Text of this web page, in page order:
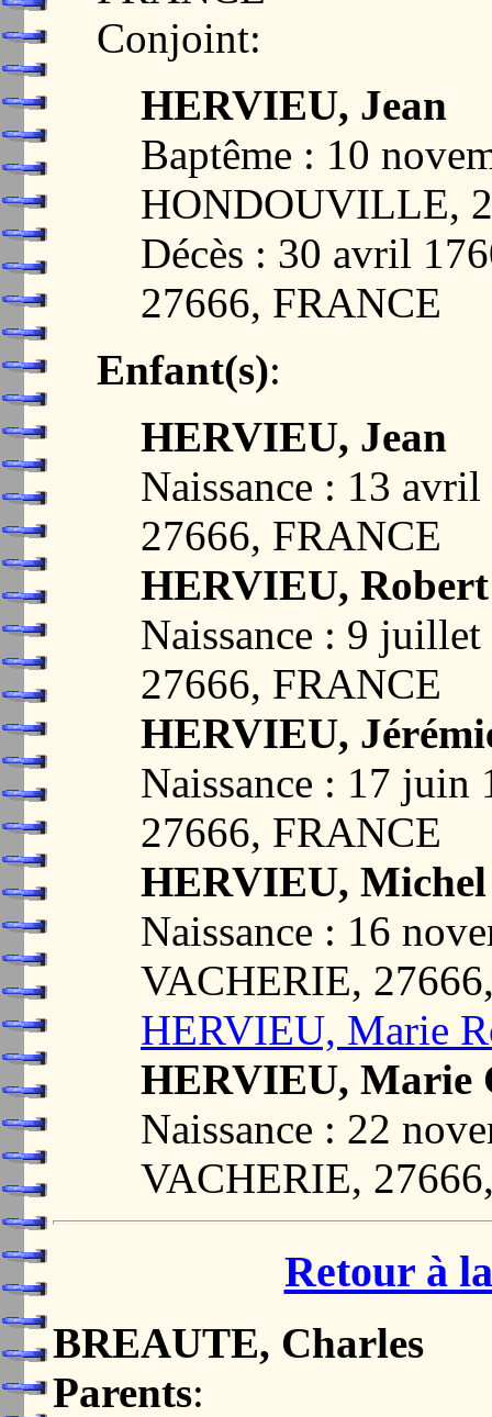
Conjoint:
HERVIEU, Jean
Baptême : 10
HONDOUVILLE,
Décès : 30 avril
27666, FRANCE
Enfant(s):
HERVIEU, Jean
Naissance : 13
27666, FRANCE
HERVIEU, Robert
Naissance : 9
27666, FRANCE
HERVIEU,
Naissance : 17
27666, FRANCE
HERVIEU, Michel
Naissance : 16
VACHERIE,
HERVIEU, Marie
HERVIEU, Marie
Naissance : 22
VACHERIE,
Retour à
BREAUTE, Charles
Parents: